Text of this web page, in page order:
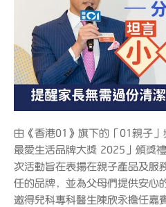
由《香港01》旗下的「01親子
最愛生活品牌大獎 2025」頒獎
次活動旨在表揚在親子產品及服
任的品牌，並為父母們提供安心
邀得兒科專科醫生陳欣永擔任嘉